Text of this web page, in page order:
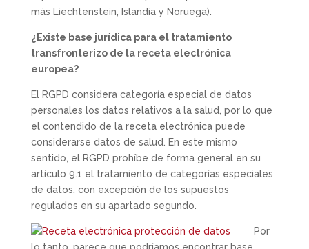
más Liechtenstein, Islandia y Noruega).
¿Existe base jurídica para el tratamiento
transfronterizo de la receta electrónica
europea?
El RGPD considera categoría especial de datos
personales los datos relativos a la salud, por lo que
el contendido de la receta electrónica puede
considerarse datos de salud. En este mismo
sentido, el RGPD prohíbe de forma general en su
artículo 9.1 el tratamiento de categorías especiales
de datos, con excepción de los supuestos
regulados en su apartado segundo.
Por